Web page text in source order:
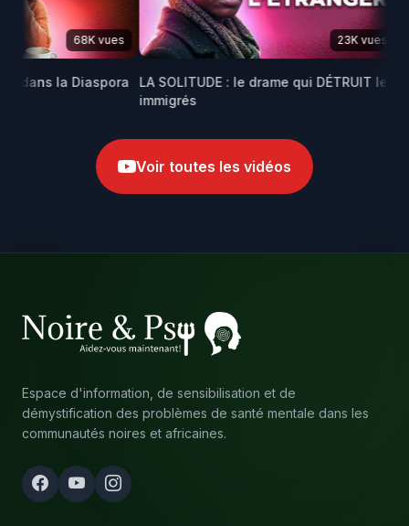
68K vues
dans la Diaspora
23K vues
LA SOLITUDE : le drame qui DÉTRUIT les
immigrés
Voir toutes les vidéos
Espace d'information, de sensibilisation et de
démystification des problèmes de santé mentale dans les
communautés noires et africaines.